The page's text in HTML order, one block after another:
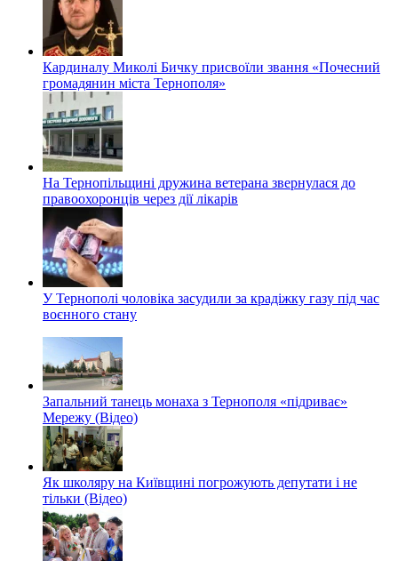
Кардиналу Миколі Бичку присвоїли звання «Почесний
громадянин міста Тернополя»
На Тернопільщині дружина ветерана звернулася до
правоохоронців через дії лікарів
У Тернополі чоловіка засудили за крадіжку газу під час
воєнного стану
Запальний танець монаха з Тернополя «підриває»
Мережу (Відео)
Як школяру на Київщині погрожують депутати і не
тільки (Відео)